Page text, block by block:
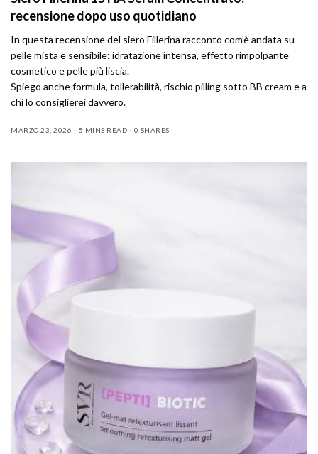
recensione dopo uso quotidiano
In questa recensione del siero Fillerina racconto com’è andata su
pelle mista e sensibile: idratazione intensa, effetto rimpolpante
cosmetico e pelle più liscia.
Spiego anche formula, tollerabilità, rischio pilling sotto BB cream e a
chi lo consiglierei davvero.
MARZO 23, 2026 5 MINS READ 0 SHARES